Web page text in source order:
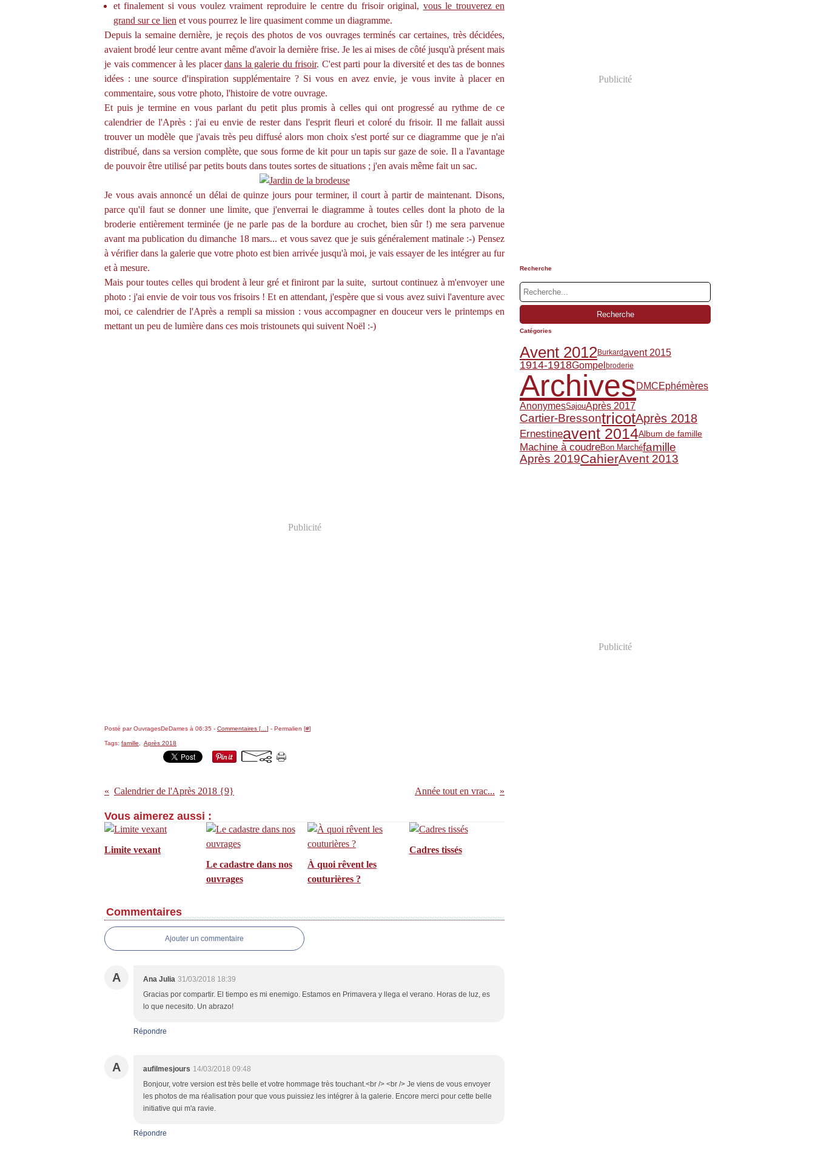
et finalement si vous voulez vraiment reproduire le centre du frisoir original, vous le trouverez en
grand sur ce lien et vous pourrez le lire quasiment comme un diagramme.
Depuis la semaine dernière, je reçois des photos de vos ouvrages terminés car certaines, très décidées,
avaient brodé leur centre avant même d'avoir la dernière frise. Je les ai mises de côté jusqu'à présent mais
je vais commencer à les placerdans la galerie du frisoir. C'est parti pour la diversité et des tas de bonnes
idées : une source d'inspiration supplémentaire ? Si vous en avez envie, je vous invite à placer en
commentaire, sous votre photo, l'histoire de votre ouvrage.
Et puis je termine en vous parlant du petit plus promis à celles qui ont progressé au rythme de ce
calendrier de l'Après : j'ai eu envie de rester dans l'esprit fleuri et coloré du frisoir. Il me fallait aussi
trouver un modèle que j'avais très peu diffusé alors mon choix s'est porté sur ce diagramme que je n'ai
distribué, dans sa version complète, que sous forme de kit pour un tapis sur gaze de soie. Il a l'avantage
de pouvoir être utilisé par petits bouts dans toutes sortes de situations ; j'en avais même fait un sac.
Je vous avais annoncé un délai de quinze jours pour terminer, il court à partir de maintenant. Disons,
parce qu'il faut se donner une limite, que j'enverrai le diagramme à toutes celles dont la photo de la
broderie entièrement terminée (je ne parle pas de la bordure au crochet, bien sûr !) me sera parvenue
avant ma publication du dimanche 18 mars... et vous savez que je suis généralement matinale :-) Pensez
à vérifier dans la galerie que votre photo est bien arrivée jusqu'à moi, je vais essayer de les intégrer au fur
et à mesure.
Mais pour toutes celles qui brodent à leur gré et finiront par la suite, surtout continuez à m'envoyer une
photo : j'ai envie de voir tous vos frisoirs ! Et en attendant, j'espère que si vous avez suivi l'aventure avec
moi, ce calendrier de l'Après a rempli sa mission : vous accompagner en douceur vers le printemps en
mettant un peu de lumière dans ces mois tristounets qui suivent Noël :-)
Publicité
Posté par OuvragesDeDames à 06:35 - Commentaires [ ] - Permalien [#]
Tags: famille Après 2018
Calendrier de l'Après 2018 {9} Année tout en vrac...
Vous aimerez aussi :
Limite vexant
Le cadastre dans nos
ouvrages
À quoi rêvent les
couturières ?
Cadres tissés
Commentaires
Ajouter un commentaire
A Ana Julia 31/03/2018 18:39
Gracias por compartir. El tiempo es mi enemigo. Estamos en Primavera y llega el verano. Horas de luz, es
lo que necesito. Un abrazo!
Répondre
A aufilmesjours 14/03/2018 09:48
Bonjour, votre version est très belle et votre hommage très touchant.<br /> <br /> Je viens de vous envoyer
les photos de ma réalisation pour que vous puissiez les intégrer à la galerie. Encore merci pour cette belle
initiative qui m'a ravie.
Répondre
Publicité
Recherche
Catégories
Avent 2012Burkardavent 2015
1914-1918Gompel broderie
ArchivesDMCEphémères
AnonymesSajouAprès 2017
Cartier-BressontricotAprès 2018
Ernestineavent 2014Album de famille
Machine à coudreBon Marchéfamille
Après 2019CahierAvent 2013
Publicité